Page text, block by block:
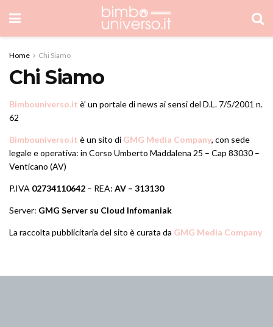
Home Chi Siamo
Chi Siamo
Bimbouniverso.it è’ un portale di news ai sensi del D.L. 7/5/2001 n.
62
Bimbouniverso.it è un sito di GMG Media Company, con sede
legale e operativa: in Corso Umberto Maddalena 25 – Cap 83030 –
Venticano (AV)
P.IVA 02734110642 – REA: AV – 313130
Server: GMG Server su Cloud Infomaniak
La raccolta pubblicitaria del sito è curata da GMG Media Company